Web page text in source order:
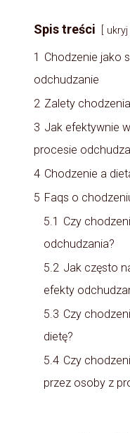
Spis treści ukryj
1 Chodzenie jako
odchudzanie
2 Zalety
3 Jak efektywnie
procesie
4 Chodzenie a
5 Faqs o
5.1 Czy
odchudzania?
5.2 Jak często
efekty
5.3 Czy
dietę?
5.4 Czy
przez osoby z